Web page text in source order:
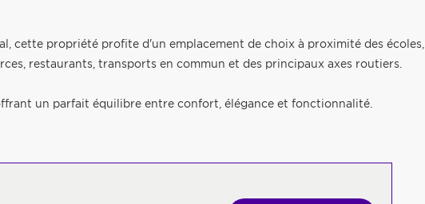
cette propriété profite d'un emplacement de choix à proximité des écoles,
restaurants, transports en commun et des principaux axes routiers.
un parfait équilibre entre confort, élégance et fonctionnalité.